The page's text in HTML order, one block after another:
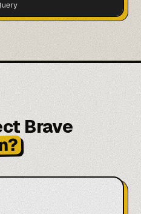
Brave